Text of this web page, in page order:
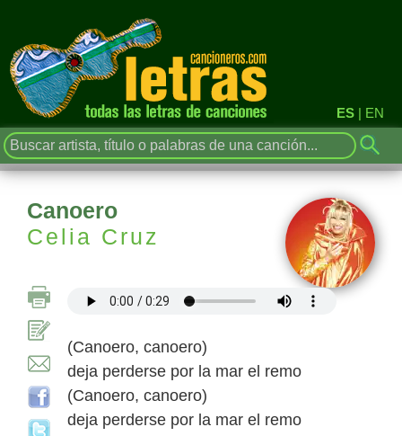
ES | EN
Canoero
Celia Cruz
(Canoero, canoero)
deja perderse por la mar el remo
(Canoero, canoero)
deja perderse por la mar el remo